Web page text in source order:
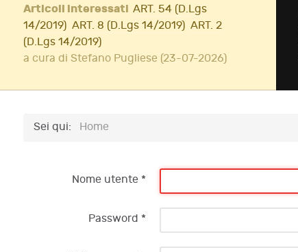
Articoli interessati ART. 54 (D.Lgs
14/2019) ART. 8 (D.Lgs 14/2019) ART. 2
(D.Lgs 14/2019)
a cura di Stefano Pugliese (23-07-2026)
Iscriviti!
di InsolvenzFest
Sei qui: Home
Nome utente *
Password *